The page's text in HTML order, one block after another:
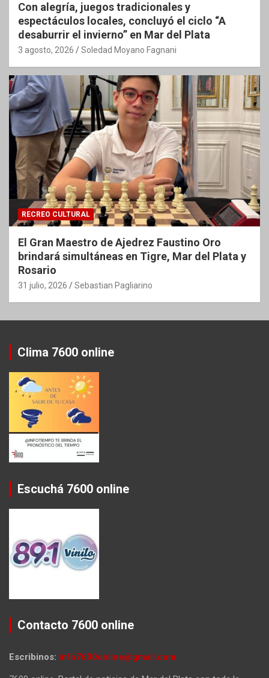
Con alegría, juegos tradicionales y
espectáculos locales, concluyó el ciclo “A
desaburrir el invierno” en Mar del Plata
3 agosto, 2026 Soledad Moyano Fagnani
RECREO CULTURAL
El Gran Maestro de Ajedrez Faustino Oro
brindará simultáneas en Tigre, Mar del Plata y
Rosario
31 julio, 2026 Sebastian Pagliarino
Clima 7600 online
Escuchá 7600 online
Contacto 7600 online
Escribinos: info7600online@gmail.com